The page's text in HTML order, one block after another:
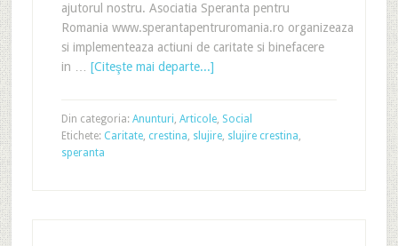
ajutorul nostru. Asociatia Speranta pentru
Romania www.sperantapentruromania.ro organizeaza
si implementeaza actiuni de caritate si binefacere
in … [Citeşte mai departe...]
Din categoria: Anunturi, Articole, Social
Etichete: Caritate, crestina, slujire, slujire crestina,
speranta